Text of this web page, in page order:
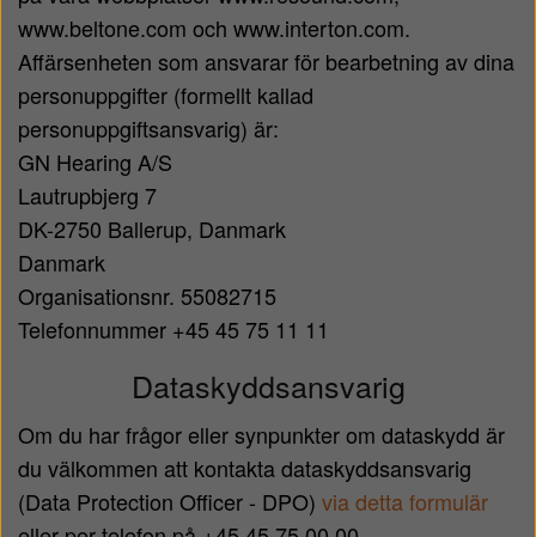
www.beltone.com och www.interton.com.
Affärsenheten som ansvarar för bearbetning av dina
personuppgifter (formellt kallad
personuppgiftsansvarig) är:
GN Hearing A/S
Lautrupbjerg 7
DK-2750 Ballerup, Danmark
Danmark
Organisationsnr. 55082715
Telefonnummer +45 45 75 11 11
Dataskyddsansvarig
Om du har frågor eller synpunkter om dataskydd är
du välkommen att kontakta dataskyddsansvarig
(Data Protection Officer - DPO) via detta formulär